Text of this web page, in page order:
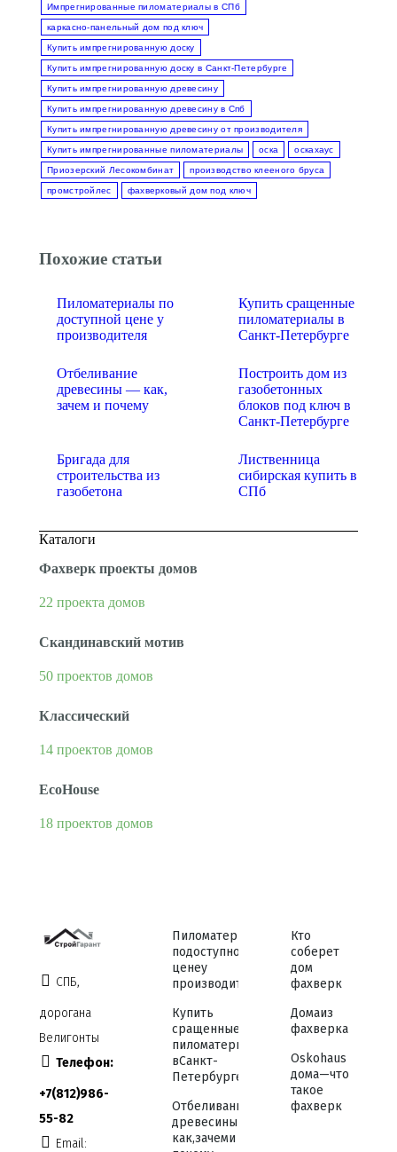
Импрегнированные пиломатериалы в СПб
каркасно-панельный дом под ключ
Купить импрегнированную доску
Купить импрегнированную доску в Санкт-Петербурге
Купить импрегнированную древесину
Купить импрегнированную древесину в Спб
Купить импрегнированную древесину от производителя
Купить импрегнированные пиломатериалы оска оскахаус
Приозерский Лесокомбинат производство клееного бруса
промстройлес фахверковый дом под ключ
Похожие статьи
Пиломатериалы по
доступной цене у
производителя
Купить сращенные
пиломатериалы в
Санкт-Петербурге
Отбеливание
древесины — как,
зачем и почему
Построить дом из
газобетонных
блоков под ключ в
Санкт-Петербурге
Бригада для
строительства из
газобетона
Лиственница
сибирская купить в
СПб
Каталоги
Фахверк проекты домов
22 проекта домов
Скандинавский мотив
50 проектов домов
Классический
14 проектов домов
EcoHouse
18 проектов домов
СПБ,
дорога на
Велигонты
Телефон:
+7 (812) 986-
55-82
Email:
Пиломатериалы
по доступной
цене у
производителя
Купить
сращенные
пиломатериалы
в Санкт-
Петербурге
Отбеливание
древесины —
как, зачем и
Кто
соберет
дом
фахверк
Дома из
фахверка
Osko haus
дома — что
такое
фахверк